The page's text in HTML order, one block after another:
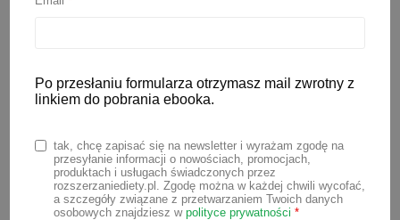
pierwszy do piersi? Co ile karmić
noworodka? Czy po cięciu cesarskim
porodzie naturalnym? To tylko kilka z
wielu pytań, które nurtują przyszłych
rodziców. Karmienie noworodka piersią,
Po przesłaniu formularza otrzymasz mail zwrotny z
linkiem do pobrania ebooka.
tak, chcę zapisać się na newsletter i wyrażam zgodę na
przesyłanie informacji o nowościach, promocjach,
produktach i usługach świadczonych przez
rozszerzaniediety.pl. Zgodę można w każdej chwili wycofać,
a szczegóły związane z przetwarzaniem Twoich danych
osobowych znajdziesz w polityce prywatności *